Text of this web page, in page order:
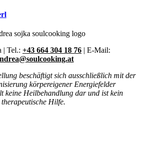
| Tel.: +43 664 304 18 76 | E-Mail:
beschäftigt sich ausschließlich mit der
körpereigener Energiefelder
keine Heilbehandlung dar und ist kein
Hilfe.